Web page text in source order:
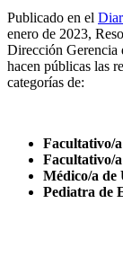
Publicado en el
enero de 2023,
Dirección Gerencia
hacen públicas las
categorías de:
Facultativo/
Facultativo/
Médico/a de
Pediatra de